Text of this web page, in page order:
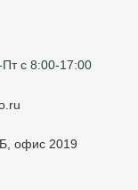
с 8:00-17:00
офис 2019